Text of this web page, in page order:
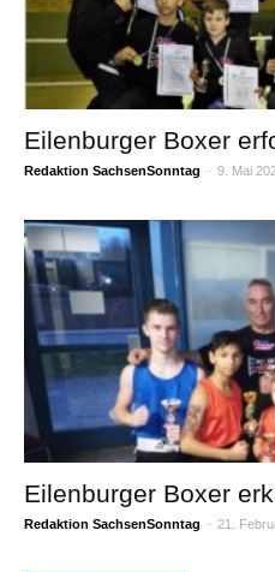
Eilenburger Boxer
Redaktion SachsenSonntag - 9. Mai
Eilenburger Boxer
Redaktion SachsenSonntag - 21.